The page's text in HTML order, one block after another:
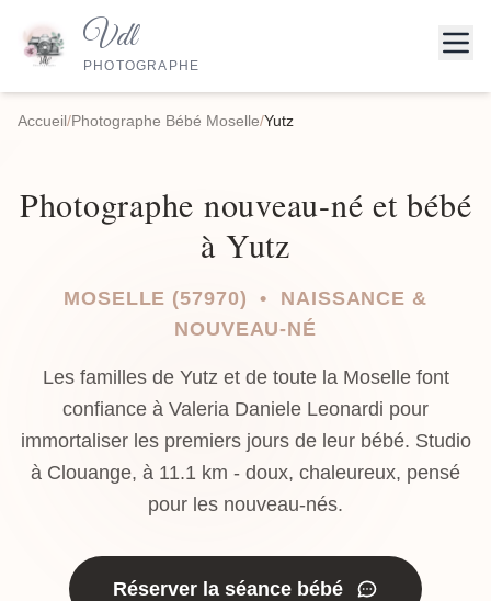
Vdl
PHOTOGRAPHE
Accueil/Photographe Bébé Moselle/Yutz
Photographe nouveau-né et bébé
à Yutz
MOSELLE (57970) • NAISSANCE &
NOUVEAU-NÉ
Les familles de Yutz et de toute la Moselle font
confiance à Valeria Daniele Leonardi pour
immortaliser les premiers jours de leur bébé. Studio
à Clouange, à 11.1 km - doux, chaleureux, pensé
pour les nouveau-nés.
Réserver la séance bébé